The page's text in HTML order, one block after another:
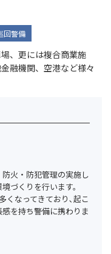
回警備
、更には複合商業施
融機関、空港など様々
火・防犯管理の実施し
づくりを行います。
くなってきており､起こ
を持ち警備に携わりま